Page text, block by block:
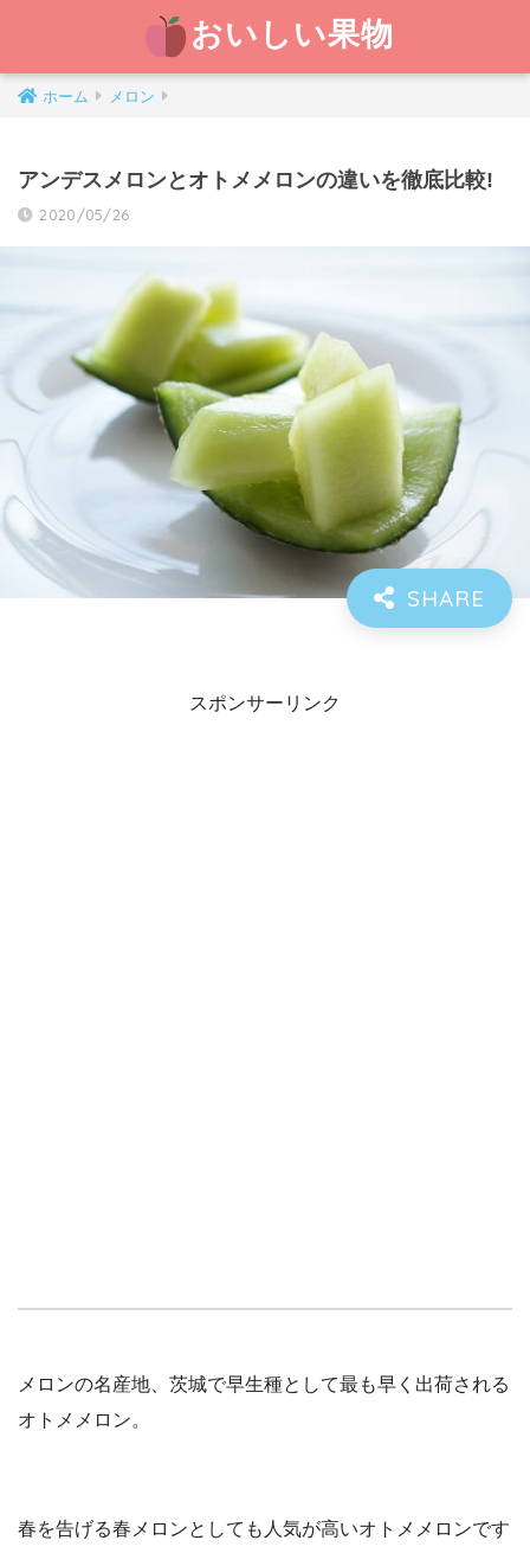
おいしい果物
ホーム メロン
アンデスメロンとオトメメロンの違いを徹底比較!
2020/05/26
スポンサーリンク
メロンの名産地、茨城で早生種として最も早く出荷される
オトメメロン。
春を告げる春メロンとしても人気が高いオトメメロンです